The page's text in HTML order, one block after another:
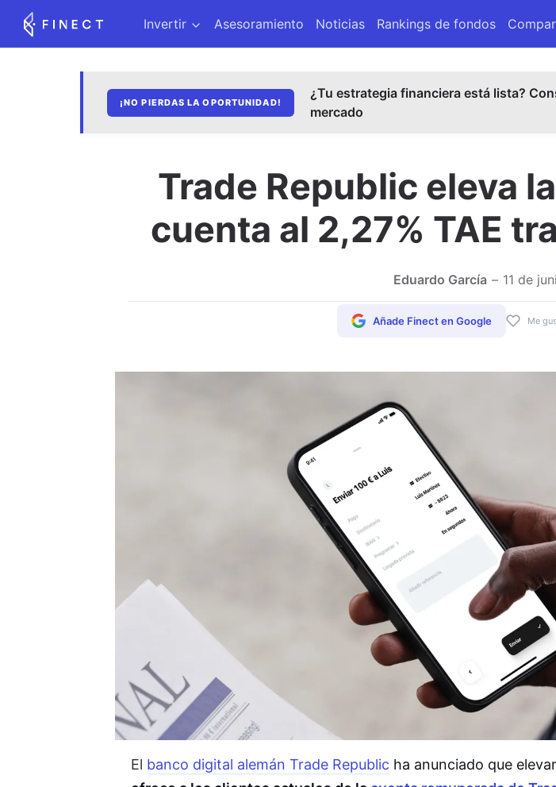
Invertir Asesoramiento Noticias Rankings de fondos
¡NO PIERDAS LA OPORTUNIDAD!
¿Tu estrategia financiera está lista?
mercado
Trade Republic eleva
cuenta al 2,27% TAE
Eduardo García 11 de
Me
Añade Finect en Google
El banco digital alemán Trade Republic ha anunciado que